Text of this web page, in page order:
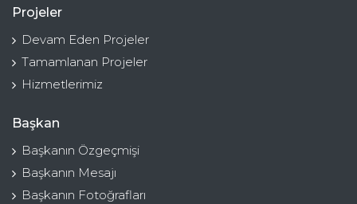
Projeler
Devam Eden Projeler
Tamamlanan Projeler
Hizmetlerimiz
Başkan
Başkanın Özgeçmişi
Başkanın Mesajı
Başkanın Fotoğrafları